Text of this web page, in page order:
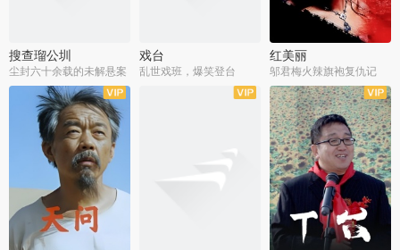
搜查瑠公圳
尘封六十余载的未解悬案
戏台
乱世戏班，爆笑登台
红美丽
邬君梅火辣旗袍复仇记